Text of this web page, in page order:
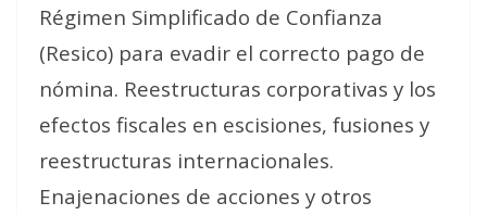
Régimen Simplificado de Confianza
(Resico) para evadir el correcto pago de
nómina. Reestructuras corporativas y los
efectos fiscales en escisiones, fusiones y
reestructuras internacionales.
Enajenaciones de acciones y otros